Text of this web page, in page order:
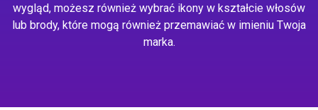
wygląd, możesz również wybrać ikony w kształcie włosów
lub brody, które mogą również przemawiać w imieniu Twoja
marka.